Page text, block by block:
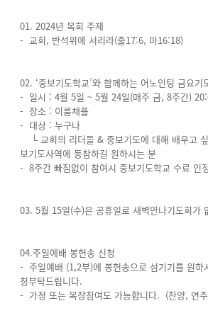
01. 2024년 목회 주제
- 교회, 반석위에 서리라(출17:6, 마16:18)
02. ‘중보기도학교’와 함께하는 어노인팅 금요기
- 일시 : 4월 5일 ~ 5월 24일(매주 금, 8주간)
- 장소 : 이룸채플
- 대상 : 누구나
└ 교회의 리더들 & 중보기도에 대해 배우고
보기도사역에 동참하길 원하시는 분
- 8주간 빠짐없이 참여시 중보기도학교 수료 인
03. 5월 15일(수)은 공휴일로 새벽만나기도회가
04.주일예배 봉헌송 신청
- 주일예배 (1,2부)에 봉헌송으로 섬기기를 원하
청부탁드립니다.
- 가정 또는 목장참여도 가능합니다. (찬양, 연